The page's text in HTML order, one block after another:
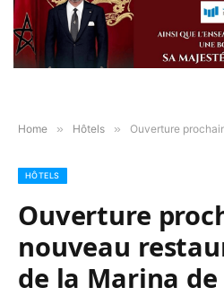
Home » Hôtels » Ouverture prochaine d’un
HÔTELS
Ouverture
nouveau
de la Marina de